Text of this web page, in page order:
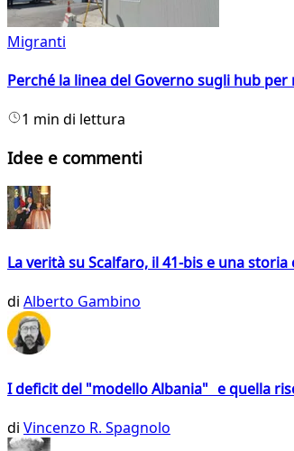
Migranti
Perché la linea del Governo sugli hub
1 min di lettura
Idee e commenti
La verità su Scalfaro, il 41-bis e una
di Alberto Gambino
I deficit del "modello Albania" e quella
di Vincenzo R. Spagnolo